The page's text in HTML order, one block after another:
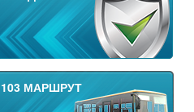
103 МАРШРУТ